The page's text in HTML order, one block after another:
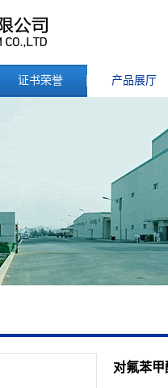
证书荣誉 产品展厅
对氟苯甲